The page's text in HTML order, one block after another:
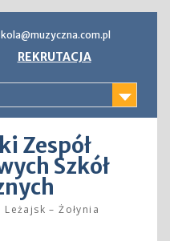
REKRUTACJA
Zespół
Szkół
Leżajsk – Żołynia